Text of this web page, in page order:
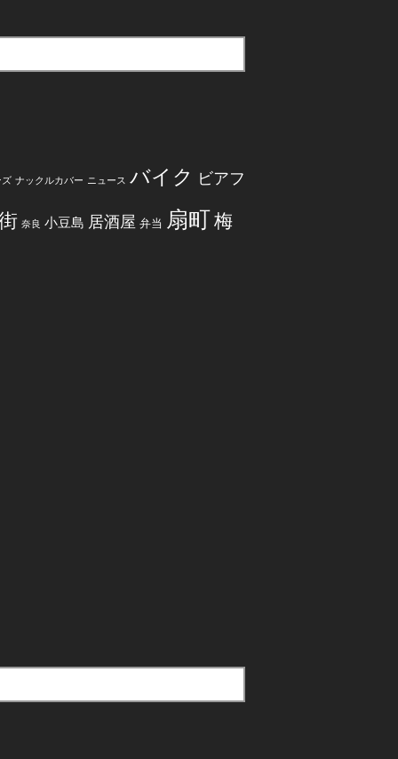
ズ ナックルカバー ニュース バイク ビアフ
奈良 小豆島 居酒屋 弁当 扇町梅